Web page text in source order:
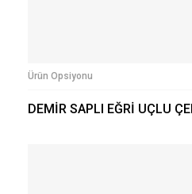
Ürün Opsiyonu
DEMİR SAPLI EĞRİ UÇLU